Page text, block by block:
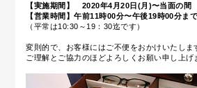
【実施期間】 2020年4月20日(月)〜当面の間
【営業時間】午前11時00分〜午後19時00分ま
（平常は10:30～19：30迄です）
変則的で、お客様にはご不便をおかけいたしま
ご理解とご協力のほどよろしくお願い申し上げ